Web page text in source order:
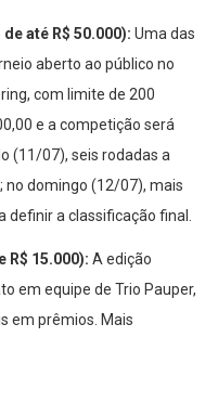
até R$ 50.000): Uma das
aberto ao público no
com limite de 200
e a competição será
(11/07), seis rodadas a
no domingo (12/07), mais
a classificação final.
15.000): A edição
em equipe de Trio Pauper,
em prêmios. Mais